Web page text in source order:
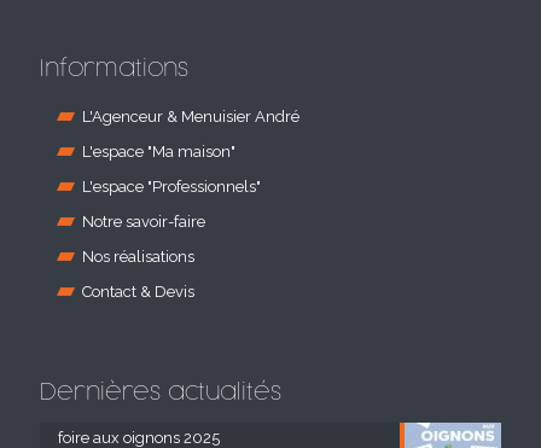
Informations
L'Agenceur & Menuisier André
L'espace "Ma maison"
L'espace "Professionnels"
Notre savoir-faire
Nos réalisations
Contact & Devis
Dernières actualités
foire aux oignons 2025